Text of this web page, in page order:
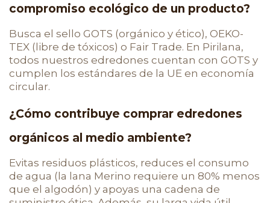
compromiso ecológico de un producto?
Busca el sello GOTS (orgánico y ético), OEKO-
TEX (libre de tóxicos) o Fair Trade. En Pirilana,
todos nuestros edredones cuentan con GOTS y
cumplen los estándares de la UE en economía
circular.
¿Cómo contribuye comprar edredones
orgánicos al medio ambiente?
Evitas residuos plásticos, reduces el consumo
de agua (la lana Merino requiere un 80% menos
que el algodón) y apoyas una cadena de